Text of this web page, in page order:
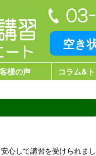
空き
様の声 コラム&
心して講習を受けられまし